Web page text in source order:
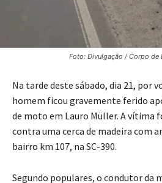
Foto: Divulgação / Corpo de
Na tarde deste sábado, dia 21, por
homem ficou gravemente ferido
de moto em Lauro Müller. A vítima
contra uma cerca de madeira com
bairro km 107, na SC-390.
Segundo populares, o condutor da